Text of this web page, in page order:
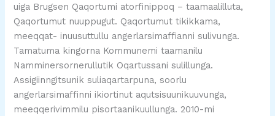
uiga Brugsen Qaqortumi atorfinippoq – taamaalilluta,
Qaqortumut nuuppugut. Qaqortumut tikikkama,
meeqqat- inuusuttullu angerlarsimaffianni sulivunga.
Tamatuma kingorna Kommunemi taamanilu
Namminersornerullutik Oqartussani sulillunga.
Assigiinngitsunik suliaqartarpuna, soorlu
angerlarsimaffinni ikiortinut aqutsisuunikuuvunga,
meeqqerivimmilu pisortaanikuullunga. 2010-mi